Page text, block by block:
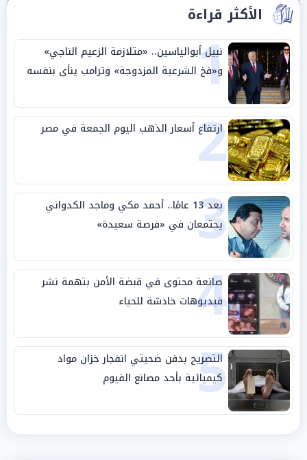
الأكثر قراءة
1
نبيل أبوالياسين.. «متلازمة الزعيم الناجي»
و«فخ الشرعية المزدوجة» وترامب ينأى بنفسه
وحليفه في «ميتم استراتيجي»
2
ارتفاع أسعار الذهب اليوم الجمعة في مصر
3 بعد 13 عامًا.. أحمد مكي وماجد الكدواني
يجتمعان في «فرصة سعيدة»
4
صانعة محتوى في قبضة الأمن بتهمة نشر
فيديوهات خادشة للحياء
5
التصريح بدفن ضحيتي انفجار خزان مواد
كيميائية بأحد مصانع الفيوم